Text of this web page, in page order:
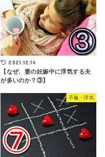
2021.12.14
【なぜ、妻の妊娠中に浮気する夫
が多いのか？③】
不倫・浮気